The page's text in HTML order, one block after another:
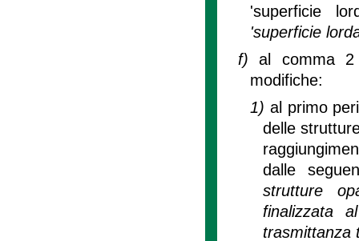
'superficie
'superficie
f)al comma 2
modifiche:
1) al primo
delle
dalle
strutture
finalizzata
trasmittanza